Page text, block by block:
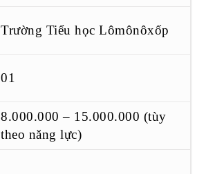
Trường Tiểu học Lômônôxốp
01
8.000.000 – 15.000.000 (tùy
theo năng lực)